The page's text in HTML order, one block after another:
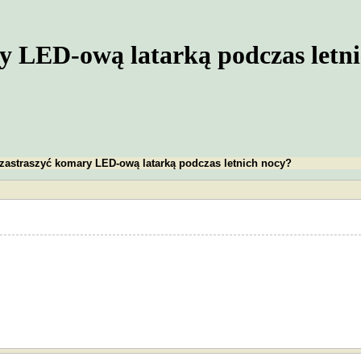
LED-ową latarką podczas
komary LED-ową latarką podczas letnich nocy?